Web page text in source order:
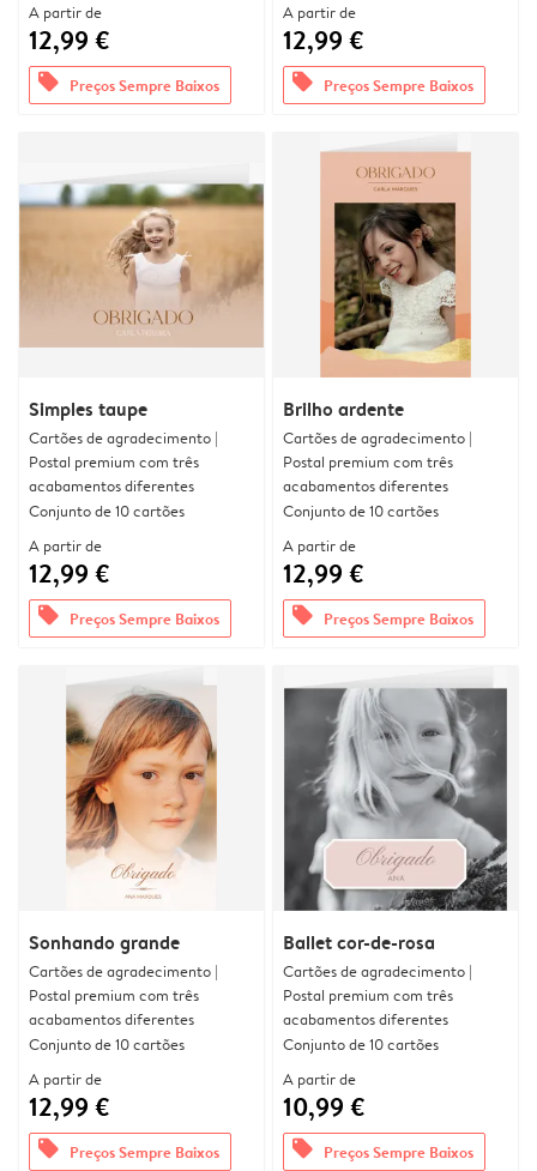
A partir de
12,99 €
offers Preços Sempre Baixos
A partir de
12,99 €
offers Preços Sempre Baixos
Simples taupe
Cartões de agradecimento |
Postal premium com três
acabamentos diferentes
Conjunto de 10 cartões
A partir de
12,99 €
offers Preços Sempre Baixos
Brilho ardente
Cartões de agradecimento |
Postal premium com três
acabamentos diferentes
Conjunto de 10 cartões
A partir de
12,99 €
offers Preços Sempre Baixos
Sonhando grande
Cartões de agradecimento |
Postal premium com três
acabamentos diferentes
Conjunto de 10 cartões
A partir de
12,99 €
offers Preços Sempre Baixos
Ballet cor-de-rosa
Cartões de agradecimento |
Postal premium com três
acabamentos diferentes
Conjunto de 10 cartões
A partir de
10,99 €
offers Preços Sempre Baixos